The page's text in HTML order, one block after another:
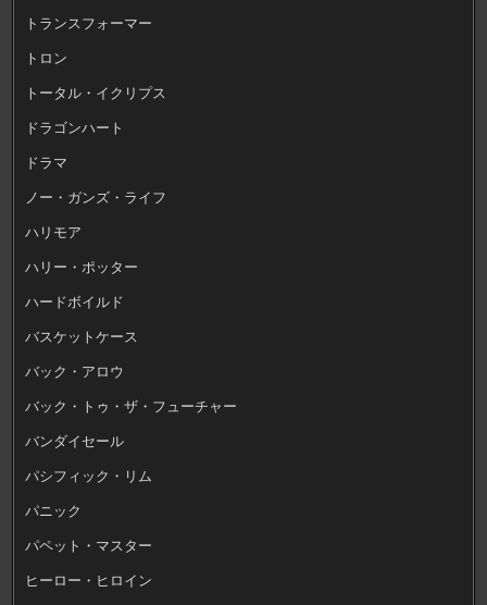
トランスフォーマー
トロン
トータル・イクリプス
ドラゴンハート
ドラマ
ノー・ガンズ・ライフ
ハリモア
ハリー・ポッター
ハードボイルド
バスケットケース
バック・アロウ
バック・トゥ・ザ・フューチャー
バンダイセール
パシフィック・リム
パニック
パペット・マスター
ヒーロー・ヒロイン